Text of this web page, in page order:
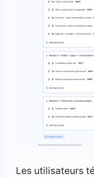
Les utilisateurs